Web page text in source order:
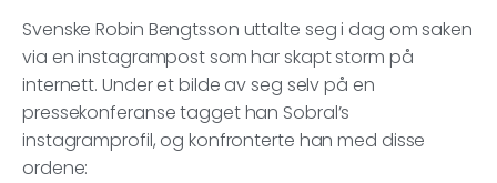
Svenske Robin Bengtsson uttalte seg i dag om saken
via en instagrampost som har skapt storm på
internett. Under et bilde av seg selv på en
pressekonferanse tagget han Sobral’s
instagramprofil, og konfronterte han med disse
ordene: